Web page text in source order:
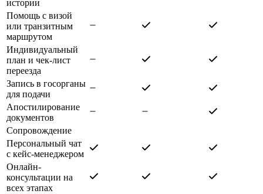
истории
Помощь с визой
или транзитным
маршрутом
Индивидуальный
план и чек-лист
переезда
Запись в госорганы
для подачи
Апостилирование
документов
Сопровождение
Персональный чат
с кейс-менеджером
Онлайн-
консультации на
всех этапах